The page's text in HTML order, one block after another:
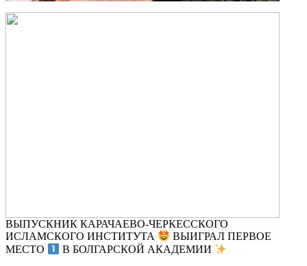
ВЫПУСКНИК КАРАЧАЕВО-ЧЕРКЕССКОГО
ИСЛАМСКОГО ИНСТИТУТА
ВЫИГРАЛ ПЕРВОЕ
МЕСТО
В БОЛГАРСКОЙ АКАДЕМИИ